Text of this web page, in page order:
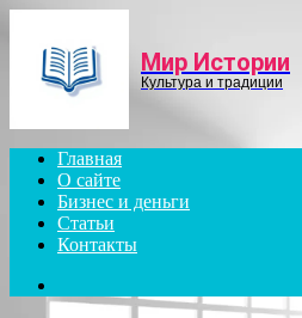
Мир Истории
Культура и традиции
Главная
О сайте
Бизнес и деньги
Статьи
Контакты
for